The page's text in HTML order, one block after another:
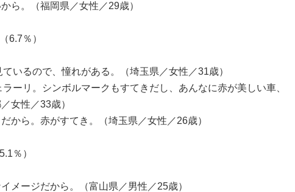
ら。（福岡県／女性／29歳）
6.7％）
いるので、憧れがある。（埼玉県／女性／31歳）
ーリ。シンボルマークもすてきだし、あんなに赤が美しい車、
女性／33歳）
から。赤がすてき。（埼玉県／女性／26歳）
％）
メージだから。（富山県／男性／25歳）